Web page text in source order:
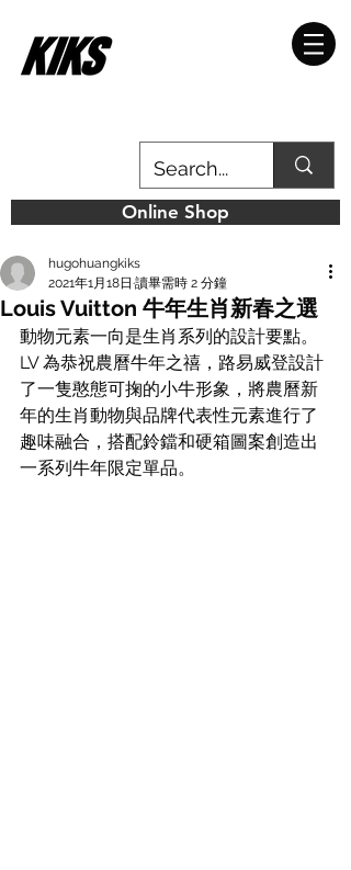
Online Shop
Louis Vuitton 牛年生肖新春之選
hugohuangkiks
2021年1月18日 讀畢需時 2 分鐘
動物元素一向是生肖系列的設計要點。
LV 為恭祝農曆牛年之禧，路易威登設計
了一隻憨態可掬的小牛形象，將農曆新
年的生肖動物與品牌代表性元素進行了
趣味融合，搭配鈴鐺和硬箱圖案創造出
一系列牛年限定單品。